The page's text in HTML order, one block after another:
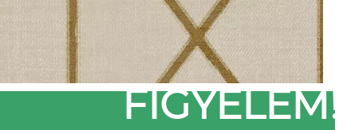
FIGYELEM!